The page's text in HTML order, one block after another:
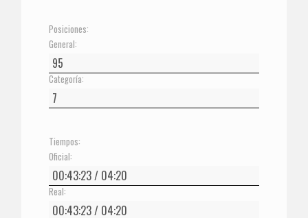
Posiciones:
General:
Categoría:
Tiempos:
Oficial:
Real: